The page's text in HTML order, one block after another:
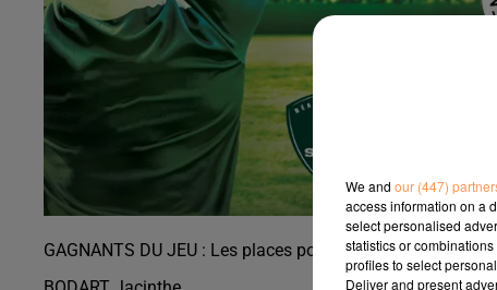
GAGNANTS DU JEU : Les places pour le match Section VS
We and our (447)
access information on a
select personalised
statistics or
profiles to select
Deliver and present